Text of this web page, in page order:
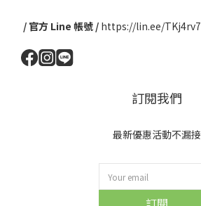
/ 官方 Line 帳號 / https://lin.ee/TKj4rv7
訂閱我們
最新優惠活動不漏接